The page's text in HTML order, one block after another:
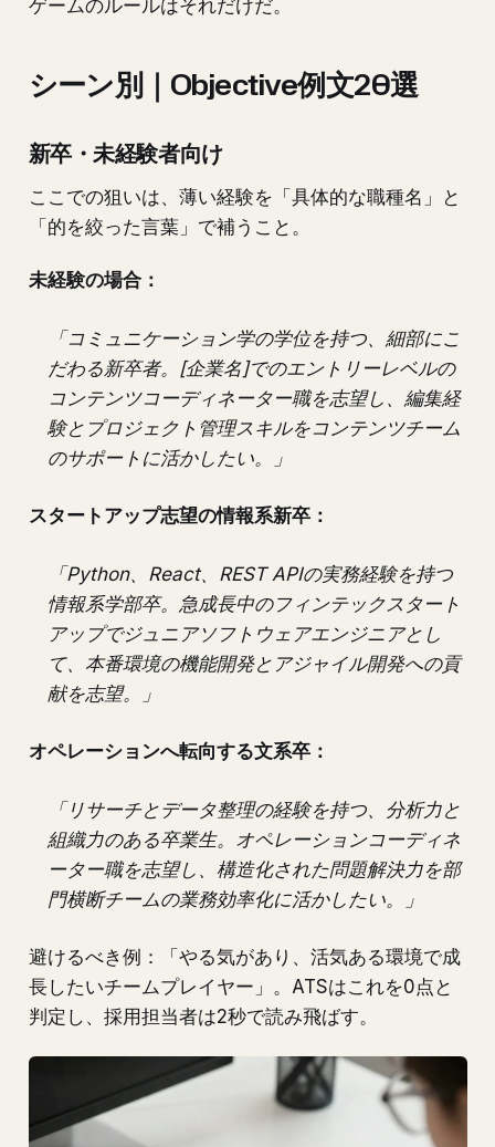
ゲームのルールはそれだけだ。
シーン別｜Objective例文20選
新卒・未経験者向け
ここでの狙いは、薄い経験を「具体的な職種名」と
「的を絞った言葉」で補うこと。
未経験の場合：
「コミュニケーション学の学位を持つ、細部にこ
だわる新卒者。[企業名]でのエントリーレベルの
コンテンツコーディネーター職を志望し、編集経
験とプロジェクト管理スキルをコンテンツチーム
のサポートに活かしたい。」
スタートアップ志望の情報系新卒：
「Python、React、REST APIの実務経験を持つ
情報系学部卒。急成長中のフィンテックスタート
アップでジュニアソフトウェアエンジニアとし
て、本番環境の機能開発とアジャイル開発への貢
献を志望。」
オペレーションへ転向する文系卒：
「リサーチとデータ整理の経験を持つ、分析力と
組織力のある卒業生。オペレーションコーディネ
ーター職を志望し、構造化された問題解決力を部
門横断チームの業務効率化に活かしたい。」
避けるべき例：「やる気があり、活気ある環境で成
長したいチームプレイヤー」。ATSはこれを0点と
判定し、採用担当者は2秒で読み飛ばす。